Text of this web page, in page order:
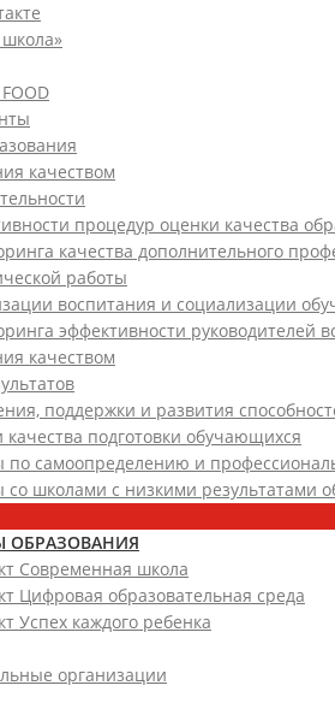
качеством
процедур оценки качества
качества дополнительного
работы
воспитания и социализации
эффективности руководителей
качеством
поддержки и развития
качества подготовки обучающихся
по самоопределению и
со школами с низкими результатами
ОБРАЗОВАНИЯ
Современная школа
Цифровая образовательная среда
Успех каждого ребенка
организации